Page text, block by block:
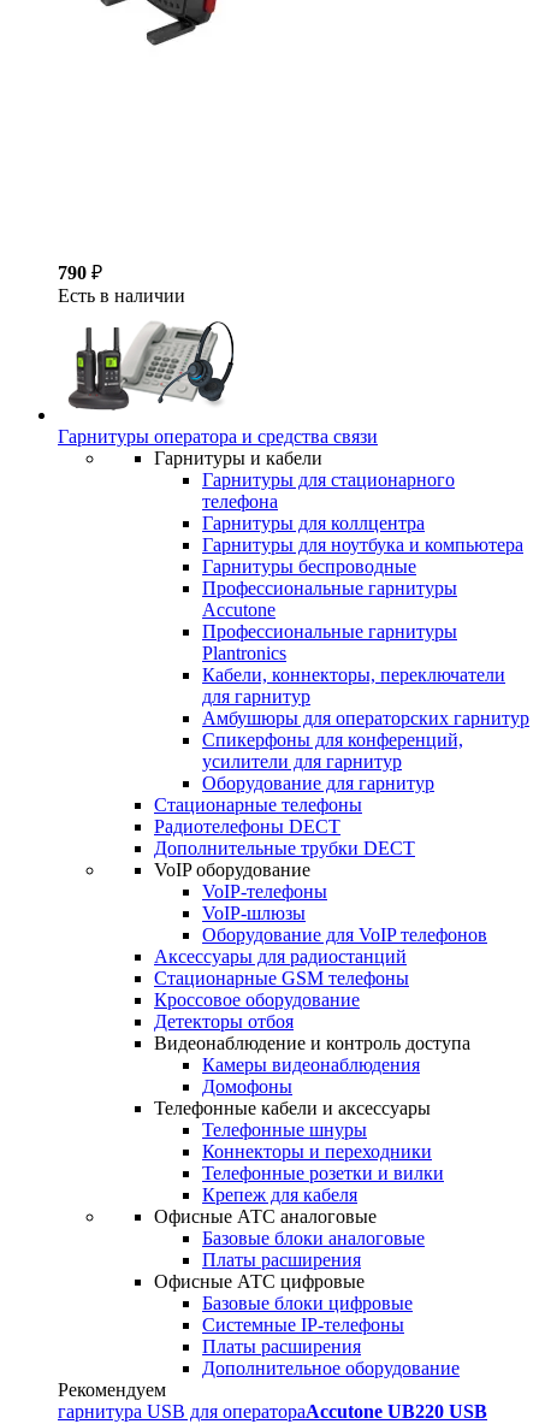
790 ₽
Есть в наличии
Гарнитуры оператора и средства связи
Гарнитуры и кабели
Гарнитуры для стационарного
телефона
Гарнитуры для коллцентра
Гарнитуры для ноутбука и компьютера
Гарнитуры беспроводные
Профессиональные гарнитуры
Accutone
Профессиональные гарнитуры
Plantronics
Кабели, коннекторы, переключатели
для гарнитур
Амбушюры для операторских гарнитур
Cпикерфоны для конференций,
усилители для гарнитур
Оборудование для гарнитур
Стационарные телефоны
Радиотелефоны DECT
Дополнительные трубки DECT
VoIP оборудование
VoIP-телефоны
VoIP-шлюзы
Оборудование для VoIP телефонов
Аксессуары для радиостанций
Стационарные GSM телефоны
Кроссовое оборудование
Детекторы отбоя
Видеонаблюдение и контроль доступа
Камеры видеонаблюдения
Домофоны
Телефонные кабели и аксессуары
Телефонные шнуры
Коннекторы и переходники
Телефонные розетки и вилки
Крепеж для кабеля
Офисные АТС аналоговые
Базовые блоки аналоговые
Платы расширения
Офисные АТС цифровые
Базовые блоки цифровые
Системные IP-телефоны
Платы расширения
Дополнительное оборудование
Рекомендуем
гарнитура USB для оператораAccutone UB220 USB